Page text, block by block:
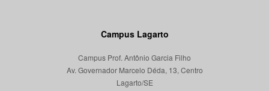
Campus Lagarto
Campus Prof. Antônio Garcia Filho
Av. Governador Marcelo Déda, 13, Centro
Lagarto/SE